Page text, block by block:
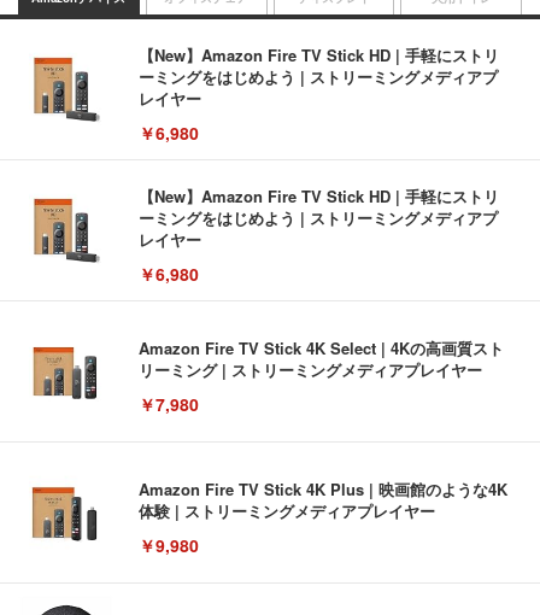
【New】Amazon Fire TV Stick HD | 手軽にストリ
ーミングをはじめよう | ストリーミングメディアプ
レイヤー
￥6,980
【New】Amazon Fire TV Stick HD | 手軽にストリ
ーミングをはじめよう | ストリーミングメディアプ
レイヤー
￥6,980
Amazon Fire TV Stick 4K Select | 4Kの高画質スト
リーミング | ストリーミングメディアプレイヤー
￥7,980
Amazon Fire TV Stick 4K Plus | 映画館のような4K
体験 | ストリーミングメディアプレイヤー
￥9,980